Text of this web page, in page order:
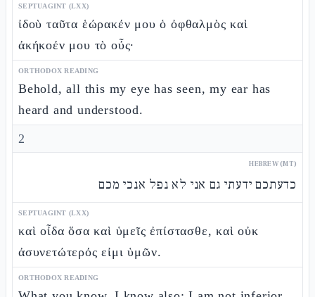
SEPTUAGINT (LXX)
ἰδοὺ ταῦτα ἑώρακέν μου ὁ ὀφθαλμὸς καὶ
ἀκήκοέν μου τὸ οὖς·
ORTHODOX READING
Behold, all this my eye has seen, my ear has
heard and understood.
2
HEBREW (MT)
כדעתכם ידעתי גם אני לא נפל אנכי מכם
SEPTUAGINT (LXX)
καὶ οἶδα ὅσα καὶ ὑμεῖς ἐπίστασθε, καὶ οὐκ
ἀσυνετώτερός εἰμι ὑμῶν.
ORTHODOX READING